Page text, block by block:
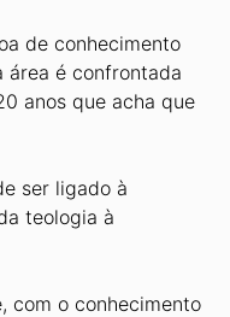
de conhecimento
área é confrontada
anos que acha que
ser ligado à
teologia à
com o conhecimento